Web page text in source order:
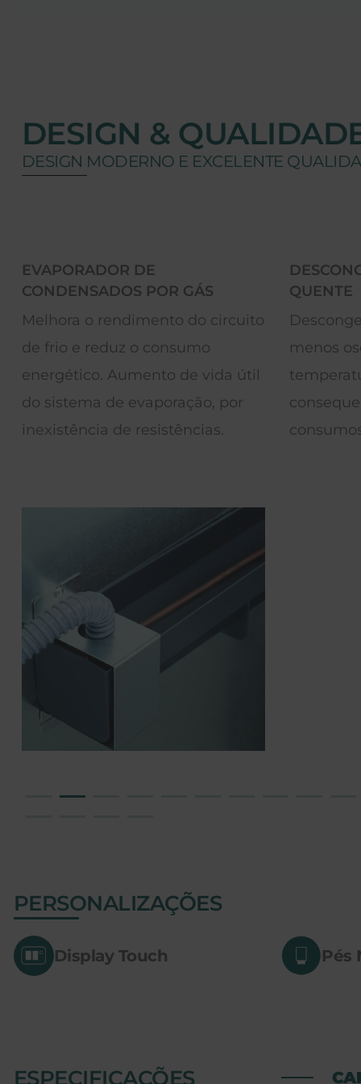
DESIGN &
DESIGN MODERNO E EXCELENTE
GÁS
do circuito
de vida útil
por
DESCONGELAÇÃO POR GÁS
QUENTE
Descongelação mais rápida,
menos oscilações da
temperatura interior e
consequente redução de
consumos.
PERSONALIZAÇÕES
Display Touch Pés
ESPECIFICAÇÕES